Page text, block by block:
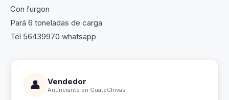
Con furgon
Pará 6 toneladas de carga
Tel 56439970 whatsapp
👤 Vendedor
Anunciante en GuateChivas